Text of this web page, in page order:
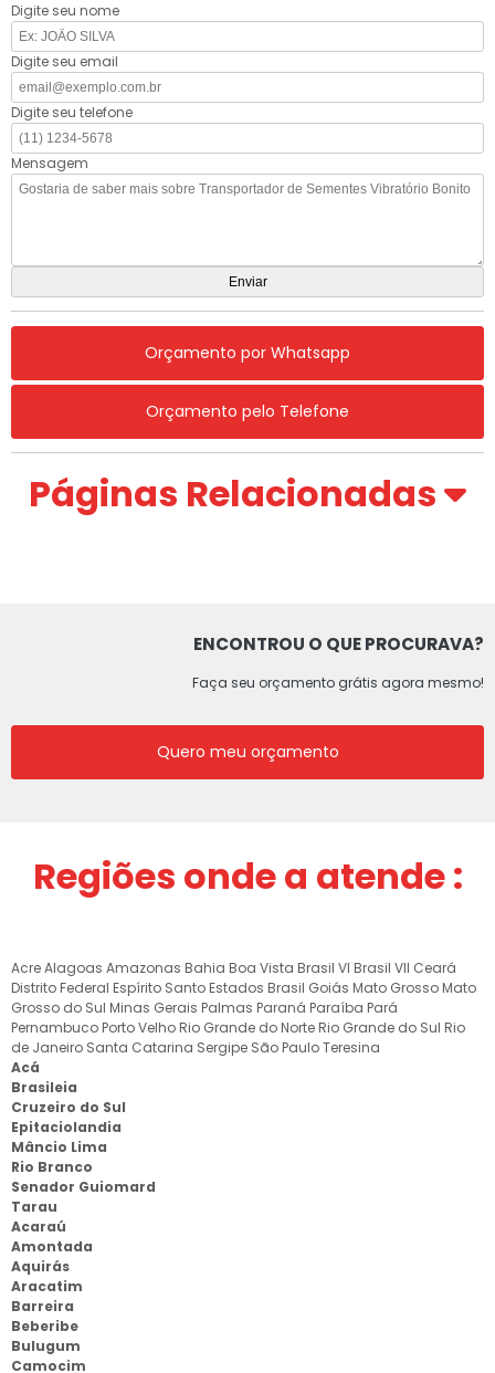
Digite seu nome
Digite seu email
Digite seu telefone
Mensagem
Orçamento por Whatsapp
Orçamento pelo Telefone
Páginas Relacionadas
ENCONTROU O QUE PROCURAVA?
Faça seu orçamento grátis agora mesmo!
Quero meu orçamento
Regiões onde a atende :
AcreAlagoas Amazonas Bahia Boa Vista Brasil VI Brasil VII Ceará
Distrito Federal Espírito Santo Estados Brasil Goiás Mato Grosso Mato
Grosso do Sul Minas Gerais Palmas Paraná Paraíba Pará
Pernambuco Porto Velho Rio Grande do Norte Rio Grande do Sul Rio
de Janeiro Santa Catarina Sergipe São PauloTeresina
Acá
Brasileia
Cruzeiro do Sul
Epitaciolandia
Mâncio Lima
Rio Branco
Senador Guiomard
Tarau
Acaraú
Amontada
Aquirás
Aracatim
Barreira
Beberibe
Bulugum
Camocim